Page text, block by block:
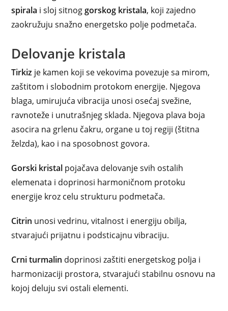
spirala i sloj sitnoggorskog kristala, koji zajedno
zaokružuju snažno energetsko polje podmetača.
Delovanje kristala
Tirkiz je kamen koji se vekovima povezuje sa mirom,
zaštitom i slobodnim protokom energije. Njegova
blaga, umirujuća vibracija unosi osećaj svežine,
ravnoteže i unutrašnjeg sklada. Njegova plava boja
asocira na grlenu čakru, organe u toj regiji (štitna
želzda), kao i na sposobnost govora.
Gorski kristal pojačava delovanje svih ostalih
elemenata i doprinosi harmoničnom protoku
energije kroz celu strukturu podmetača.
Citrin unosi vedrinu, vitalnost i energiju obilja,
stvarajući prijatnu i podsticajnu vibraciju.
Crni turmalin doprinosi zaštiti energetskog polja i
harmonizaciji prostora, stvarajući stabilnu osnovu na
kojoj deluju svi ostali elementi.